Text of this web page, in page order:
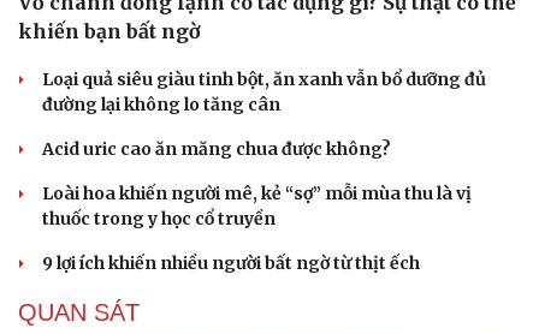
khiến bạn bất ngờ
Loại quả siêu giàu tinh bột, ăn xanh vẫn bổ dưỡng đủ
đường lại không lo tăng cân
Acid uric cao ăn măng chua được không?
Loài hoa khiến người mê, kẻ “sợ” mỗi mùa thu là vị
thuốc trong y học cổ truyền
9 lợi ích khiến nhiều người bất ngờ từ thịt ếch
QUAN SÁT